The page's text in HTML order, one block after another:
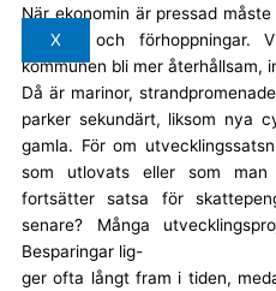
X
När ekonomin är pressad
effekter och förhoppningar.
kommunen bli mer återhållsam,
Då är marinor,
parker sekundärt, liksom nya
gamla. För om
som utlovats eller som
fortsätter satsa för
senare? Många
Besparingar lig-
ger ofta långt fram i tiden,